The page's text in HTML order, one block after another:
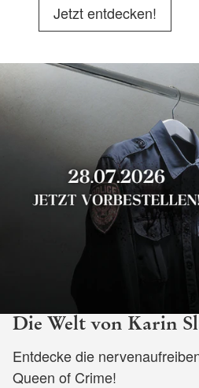
Jetzt entdecken!
Die Welt von Karin
Entdecke die
Queen of Crime!